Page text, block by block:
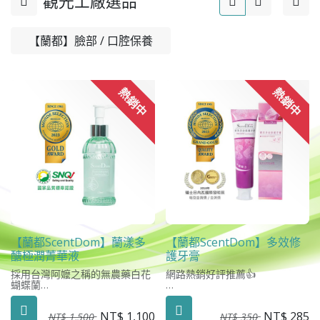
【蘭都】臉部 / 口腔保養
熱銷中
【蘭都ScentDom】蘭漾多
醣極潤菁華液
採用台灣阿嬤之稱的無農藥白花
蝴蝶蘭
萃煉出多種天然活性成分
擁有不老基因，為肌膚保濕、 鎖
水，增強肌膚保護力
NT$1,500 NT$ 1,100
熱銷中
【蘭都ScentDom】多效修
護牙膏
網路熱銷好評推薦👍
緩解你的牙齦不適感
清潔牙齒,維持口腔健康
幫助減少牙菌斑，預防蛀牙
NT$350 NT$ 285